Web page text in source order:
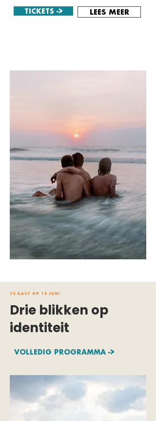
LEES MEER
TICKETS ->
TE GAST OP 18 JUNI
Drie blikken op
identiteit
VOLLEDIG PROGRAMMA ->